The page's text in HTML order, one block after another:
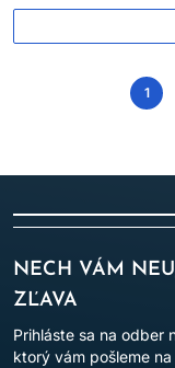
1
NECH VÁM
ZĽAVA
Prihláste sa na odber
ktorý vám pošleme na